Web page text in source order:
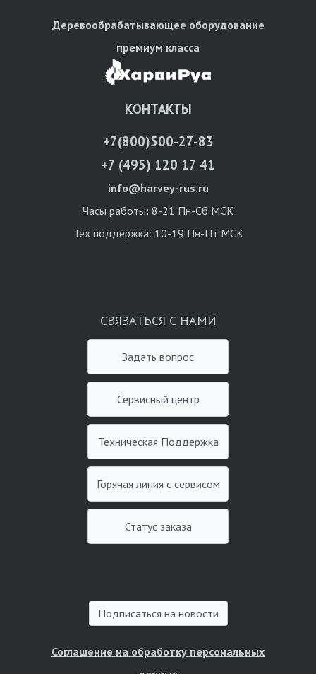
Деревообрабатывающее оборудование
премиум класса
КОНТАКТЫ
+7(800)500-27-83
+7 (495) 120 17 41
info@harvey-rus.ru
Часы работы: 8-21 Пн-Сб МСК
Тех поддержка: 10-19 Пн-Пт МСК
СВЯЗАТЬСЯ С НАМИ
Задать вопрос
Сервисный центр
Техническая Поддержка
Горячая линия с сервисом
Статус заказа
Подписаться на новости
Соглашение на обработку персональных